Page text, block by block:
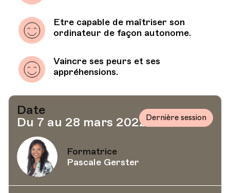
Etre capable de maîtriser son
ordinateur de façon autonome.
Vaincre ses peurs et ses
appréhensions.
Date
Du 7 au 28 mars 2022Dernière session
Formatrice
Pascale Gerster